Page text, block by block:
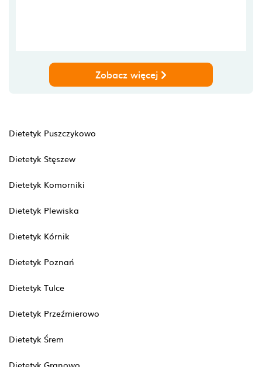
Zobacz więcej
Dietetyk Puszczykowo
Dietetyk Stęszew
Dietetyk Komorniki
Dietetyk Plewiska
Dietetyk Kórnik
Dietetyk Poznań
Dietetyk Tulce
Dietetyk Przeźmierowo
Dietetyk Śrem
Dietetyk Granowo